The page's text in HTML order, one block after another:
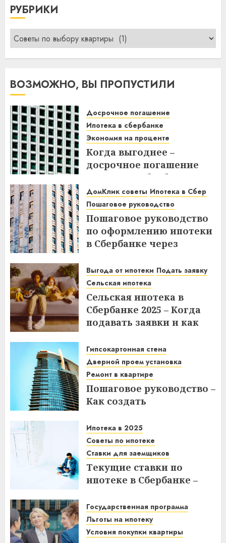
РУБРИКИ
Рубрики
ВОЗМОЖНО, ВЫ ПРОПУСТИЛИ
Досрочное погашение
Ипотека в сбербанке
Экономия на проценте
Когда выгоднее –
досрочное погашение
ипотеки в Сбербанке до
или после дня списания?
Узнайте все нюансы!
18.12.2025
ДомКлик советы Ипотека в Сбер
Пошаговое руководство
Пошаговое руководство
по оформлению ипотеки
в Сбербанке через
советы
08.12.2025
Выгода от ипотеки Подать заявку
Сельская ипотека
Сельская ипотека в
Сбербанке 2025 – Когда
подавать заявки и как
03.12.2025
Гипсокартонная стена
Дверной проем установка
Ремонт в квартире
Пошаговое руководство –
Как создать
дверным проемом в
отремонтированной
квартире
14.11.2025
Ипотека в 2025
Советы по ипотеке
Ставки для заемщиков
Текущие ставки по
ипотеке в Сбербанке –
заемщикам в 2025 году
14.11.2025
Государственная программа
Льготы на ипотеку
Условия покупки квартиры